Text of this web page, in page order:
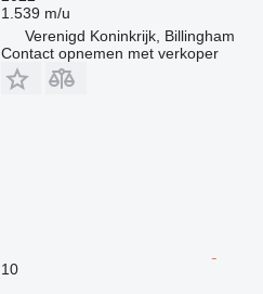
1.539 m/u
Verenigd Koninkrijk, Billingham
Contact opnemen met verkoper
10